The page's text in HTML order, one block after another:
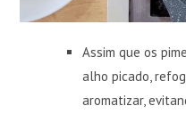
Assim que os
alho picado,
aromatizar,